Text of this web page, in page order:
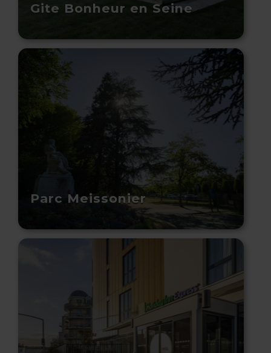
Gite Bonheur en Seine
Parc Meissonier